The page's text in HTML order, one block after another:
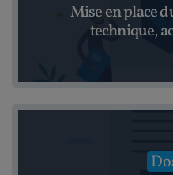
Mise en place
technique,